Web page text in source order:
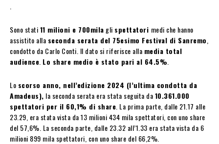
Sono stati11 milioni e 700mila gli spettatori medi che hanno
assistito alla seconda serata del 75esimo Festival di Sanremo
condotto da Carlo Conti. Il dato si riferisce alla media total
audience Lo share medio è stato pari al 64.5%
Lo scorso anno, nell’edizione 2024 (l’ultima condotta da
Amadeus), la seconda serata era stata seguita da10.361.000
spettatori per il 60,1% di share . La prima parte, dalle 21.17 alle
23.29, era stata vista da 13 milioni 434 mila spettatori, con uno share
del 57,6%. La seconda parte, dalle 23.32 all’1.33 era stata vista da 6
milioni 899 mila spettatori, con uno share del 66,2%.